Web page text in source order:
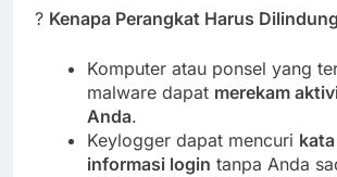
? Kenapa Perangkat Harus
Komputer atau ponsel yang
malware dapat merekam
Anda.
Keylogger dapat mencuri
informasi login tanpa Anda